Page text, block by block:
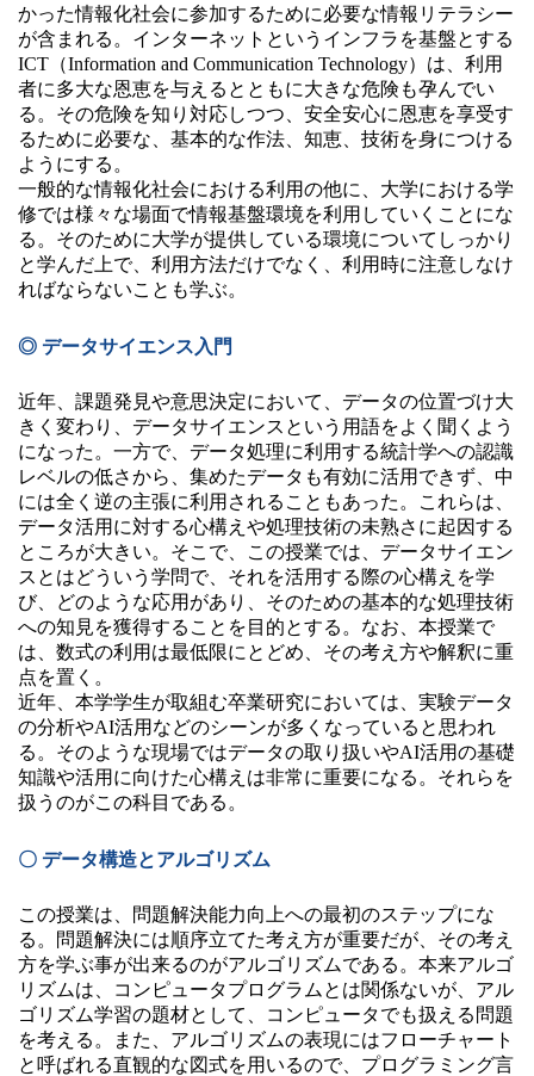
かった情報化社会に参加するために必要な情報リテラシー
が含まれる。インターネットというインフラを基盤とする
ICT（Information and Communication Technology）は、利用
者に多大な恩恵を与えるとともに大きな危険も孕んでい
る。その危険を知り対応しつつ、安全安心に恩恵を享受す
るために必要な、基本的な作法、知恵、技術を身につける
ようにする。
一般的な情報化社会における利用の他に、大学における学
修では様々な場面で情報基盤環境を利用していくことにな
る。そのために大学が提供している環境についてしっかり
と学んだ上で、利用方法だけでなく、利用時に注意しなけ
ればならないことも学ぶ。
◎ データサイエンス入門
近年、課題発見や意思決定において、データの位置づけ大
きく変わり、データサイエンスという用語をよく聞くよう
になった。一方で、データ処理に利用する統計学への認識
レベルの低さから、集めたデータも有効に活用できず、中
には全く逆の主張に利用されることもあった。これらは、
データ活用に対する心構えや処理技術の未熟さに起因する
ところが大きい。そこで、この授業では、データサイエン
スとはどういう学問で、それを活用する際の心構えを学
び、どのような応用があり、そのための基本的な処理技術
への知見を獲得することを目的とする。なお、本授業で
は、数式の利用は最低限にとどめ、その考え方や解釈に重
点を置く。
近年、本学学生が取組む卒業研究においては、実験データ
の分析やAI活用などのシーンが多くなっていると思われ
る。そのような現場ではデータの取り扱いやAI活用の基礎
知識や活用に向けた心構えは非常に重要になる。それらを
扱うのがこの科目である。
〇 データ構造とアルゴリズム
この授業は、問題解決能力向上への最初のステップにな
る。問題解決には順序立てた考え方が重要だが、その考え
方を学ぶ事が出来るのがアルゴリズムである。本来アルゴ
リズムは、コンピュータプログラムとは関係ないが、アル
ゴリズム学習の題材として、コンピュータでも扱える問題
を考える。また、アルゴリズムの表現にはフローチャート
と呼ばれる直観的な図式を用いるので、プログラミング言